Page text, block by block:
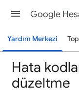
Google
Yardım Merkezi
Hata
düzeltme